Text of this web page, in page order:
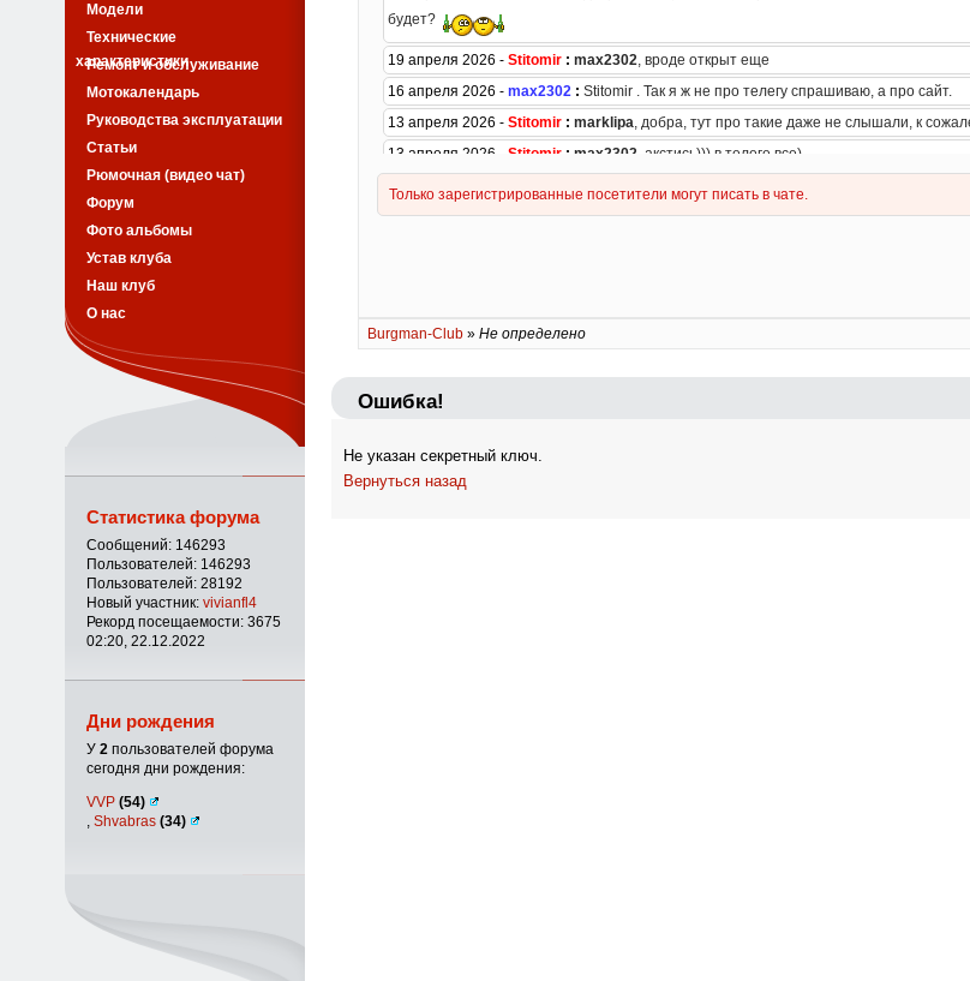
Burgman-Club» Не определено
Ошибка!
Не указан секретный ключ.
Вернуться назад
Модели
Технические
характеристики
Ремонт и обслуживание
Мотокалендарь
Руководства эксплуатации
Статьи
Рюмочная (видео чат)
Форум
Фото альбомы
Устав клуба
Наш клуб
О нас
Статистика форума
Сообщений: 146293
Пользователей: 146293
Пользователей: 28192
Новый участник: vivianfl4
Рекорд посещаемости: 3675
02:20, 22.12.2022
Дни рождения
У 2пользователей форума
сегодня дни рождения:
VVP (54)
Shvabras (34)